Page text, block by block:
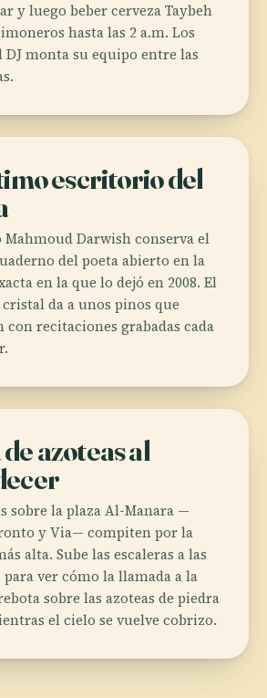
y luego beber cerveza Taybeh
hasta las 2 a.m. Los
DJ monta su equipo entre las
escritorio del
Mahmoud Darwish conserva el
del poeta abierto en la
en la que lo dejó en 2008. El
da a unos pinos que
con recitaciones grabadas cada
azoteas al
sobre la plaza Al-Manara —
y Via— compiten por la
alta. Sube las escaleras a las
para ver cómo la llamada a la
sobre las azoteas de piedra
el cielo se vuelve cobrizo.